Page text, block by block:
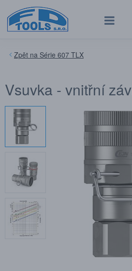
Série 607 TLX
Vsuvka - vnitřní